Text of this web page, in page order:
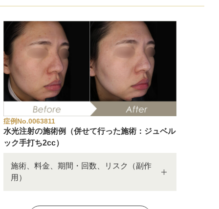
症例No.0063811
水光注射の施術例（併せて行った施術：ジュベル
ック手打ち2cc）
施術、料金、期間・回数、リスク（副作
用）